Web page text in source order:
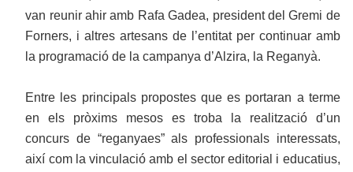
van reunir ahir amb Rafa Gadea, president del Gremi de
Forners, i altres artesans de l’entitat per continuar amb
la programació de la campanya d’Alzira, la Reganyà.
Entre les principals propostes que es portaran a terme
en els pròxims mesos es troba la realització d’un
concurs de “reganyaes” als professionals interessats,
així com la vinculació amb el sector editorial i educatius,